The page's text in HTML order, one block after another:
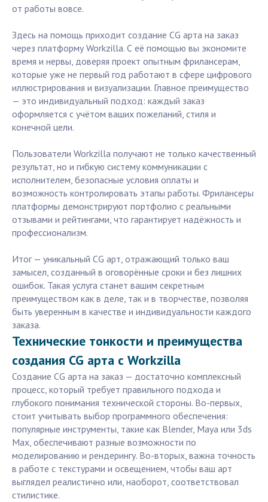
от работы вовсе.
Здесь на помощь приходит создание CG арта на заказ
через платформу Workzilla. С её помощью вы экономите
время и нервы, доверяя проект опытным фрилансерам,
которые уже не первый год работают в сфере цифрового
иллюстрирования и визуализации. Главное преимущество
— это индивидуальный подход: каждый заказ
оформляется с учётом ваших пожеланий, стиля и
конечной цели.
Пользователи Workzilla получают не только качественный
результат, но и гибкую систему коммуникации с
исполнителем, безопасные условия оплаты и
возможность контролировать этапы работы. Фрилансеры
платформы демонстрируют портфолио с реальными
отзывами и рейтингами, что гарантирует надёжность и
профессионализм.
Итог — уникальный CG арт, отражающий только ваш
замысел, созданный в оговорённые сроки и без лишних
ошибок. Такая услуга станет вашим секретным
преимуществом как в деле, так и в творчестве, позволяя
быть уверенным в качестве и индивидуальности каждого
заказа.
Технические тонкости и преимущества
создания CG арта с Workzilla
Создание CG арта на заказ — достаточно комплексный
процесс, который требует правильного подхода и
глубокого понимания технической стороны. Во-первых,
стоит учитывать выбор программного обеспечения:
популярные инструменты, такие как Blender, Maya или 3ds
Max, обеспечивают разные возможности по
моделированию и рендерингу. Во-вторых, важна точность
в работе с текстурами и освещением, чтобы ваш арт
выглядел реалистично или, наоборот, соответствовал
стилистике.